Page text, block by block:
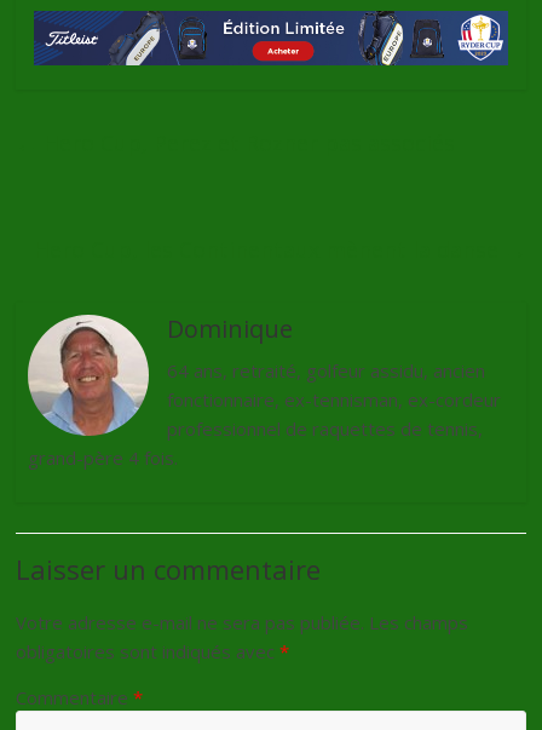
Dominique
64 ans, retraité, golfeur assidu, ancien
fonctionnaire, ex-tennisman, ex-cordeur
professionnel de raquettes de tennis,
grand-père 4 fois.
Laisser un commentaire
Votre adresse e-mail ne sera pas publiée. Les champs
obligatoires sont indiqués avec*
Commentaire*